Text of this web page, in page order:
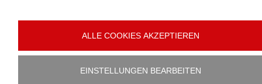
neuen
geöffnet
RECHTLICHES
ALLE COOKIES AKZEPTIEREN
EINSTELLUNGEN BEARBEITEN